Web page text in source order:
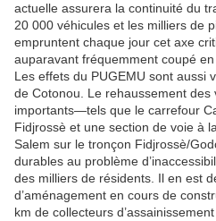
actuelle assurera la continuité du
20 000 véhicules et les milliers de
empruntent chaque jour cet axe
auparavant fréquemment coupé en
Les effets du PUGEMU sont aussi
de Cotonou. Le rehaussement des
importants—tels que le carrefour
Fidjrossè et une section de voie à
Salem sur le tronçon Fidjrossè/
durables au problème
des milliers de résidents. Il en est
d’aménagement en cours de
km de collecteurs